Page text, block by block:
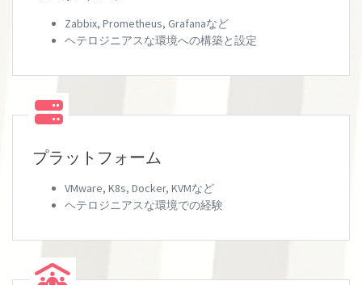
Zabbix, Prometheus, Grafanaなど
ヘテロジニアスな環境への構築と設定
プラットフォーム
VMware, K8s, Docker, KVMなど
ヘテロジニアスな環境での経験